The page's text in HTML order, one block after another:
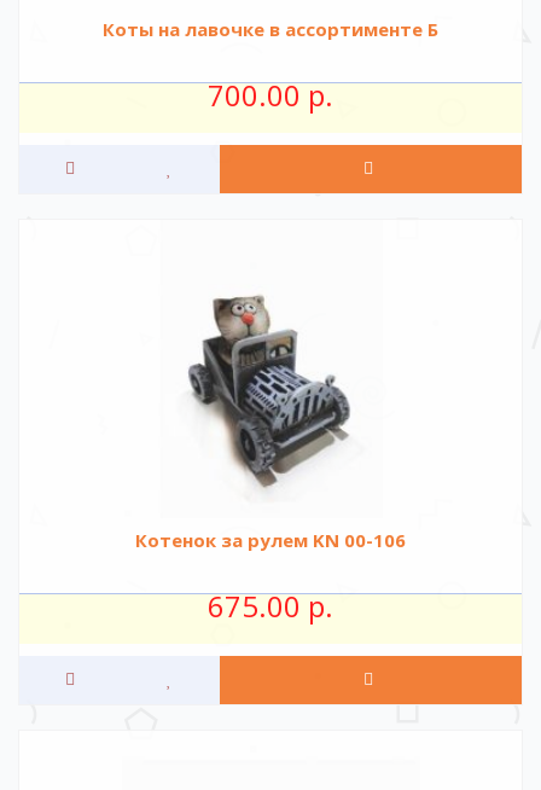
Коты на лавочке в ассортименте Б
700.00 р.
Котенок за рулем KN 00-106
675.00 р.